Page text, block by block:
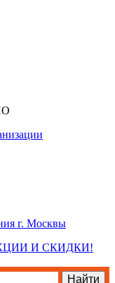
г. Москвы
И СКИДКИ!